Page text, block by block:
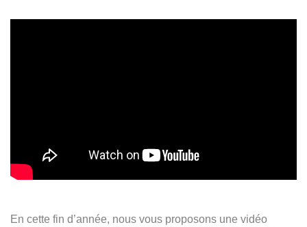
En cette fin d’année, nous vous proposons une vidéo